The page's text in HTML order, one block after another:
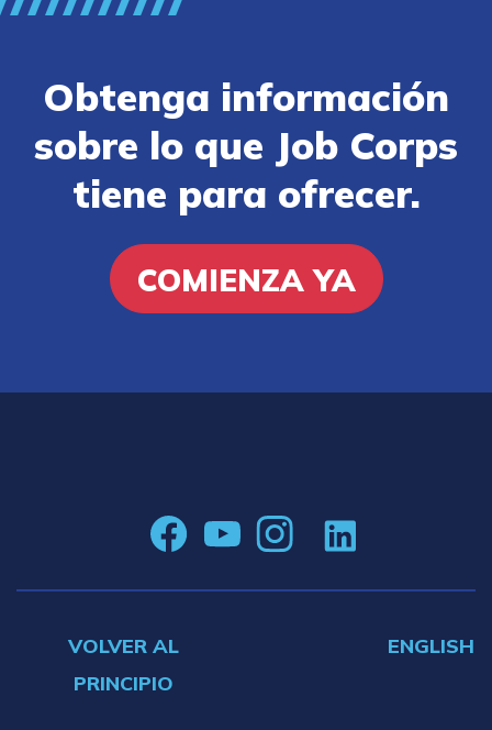
Obtenga información
sobre lo que Job Corps
tiene para ofrecer.
COMIENZA YA
VOLVER AL
PRINCIPIO
ENGLISH